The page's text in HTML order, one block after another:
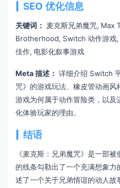
SEO 优化信息
关键词： 麦克斯兄弟魔咒, Max
Brotherhood, Switch 动作游戏,
佳作, 电影化叙事游戏
Meta 描述： 详细介绍 Switch
咒》的游戏玩法、橡皮管动画
游戏为何属于动作冒险类，以及
化体验玩家的理由。
结语
《麦克斯：兄弟魔咒》是一部
的线条勾勒出了一个充满想象
述了一个关于兄弟情谊的动人故